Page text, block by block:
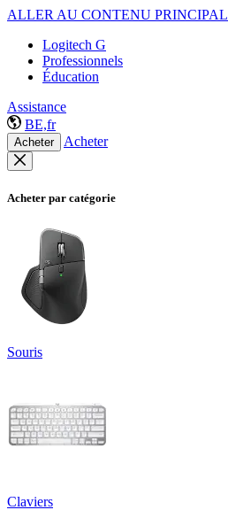
ALLER AU CONTENU PRINCIPAL
Logitech G
Professionnels
Éducation
Assistance
BE,fr
Acheter Acheter
Acheter par catégorie
Souris
Claviers